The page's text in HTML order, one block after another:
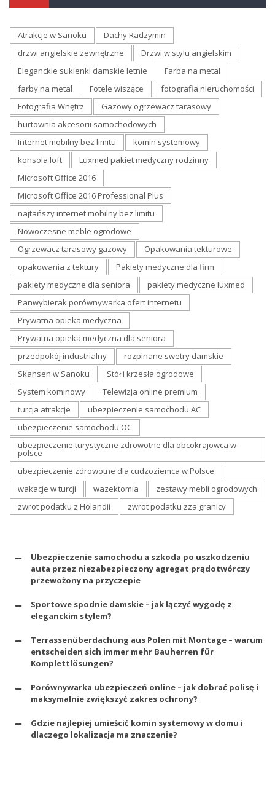
Atrakcje w Sanoku
Dachy Radzymin
drzwi angielskie zewnętrzne
Drzwi w stylu angielskim
Eleganckie sukienki damskie letnie
Farba na metal
farby na metal
Fotele wiszące
fotografia nieruchomości
Fotografia Wnętrz
Gazowy ogrzewacz tarasowy
hurtownia akcesorii samochodowych
Internet mobilny bez limitu
komin systemowy
konsola loft
Luxmed pakiet medyczny rodzinny
Microsoft Office 2016
Microsoft Office 2016 Professional Plus
najtańszy internet mobilny bez limitu
Nowoczesne meble ogrodowe
Ogrzewacz tarasowy gazowy
Opakowania tekturowe
opakowania z tektury
Pakiety medyczne dla firm
pakiety medyczne dla seniora
pakiety medyczne luxmed
Panwybierak porównywarka ofert internetu
Prywatna opieka medyczna
Prywatna opieka medyczna dla seniora
przedpokój industrialny
rozpinane swetry damskie
Skansen w Sanoku
Stół i krzesła ogrodowe
System kominowy
Telewizja online premium
turcja atrakcje
ubezpieczenie samochodu AC
ubezpieczenie samochodu OC
ubezpieczenie turystyczne zdrowotne dla obcokrajowca w
polsce
ubezpieczenie zdrowotne dla cudzoziemca w Polsce
wakacje w turcji
wazektomia
zestawy mebli ogrodowych
zwrot podatku z Holandii
zwrot podatku zza granicy
Ubezpieczenie samochodu a szkoda po uszkodzeniu
auta przez niezabezpieczony agregat prądotwórczy
przewożony na przyczepie
Sportowe spodnie damskie – jak łączyć wygodę z
eleganckim stylem?
Terrassenüberdachung aus Polen mit Montage – warum
entscheiden sich immer mehr Bauherren für
Komplettlösungen?
Porównywarka ubezpieczeń online – jak dobrać polisę i
maksymalnie zwiększyć zakres ochrony?
Gdzie najlepiej umieścić komin systemowy w domu i
dlaczego lokalizacja ma znaczenie?